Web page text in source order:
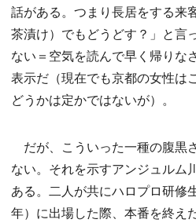
話がある。つまり長居をする来
茶漬け）でもどうどす？」と言
ない＝空気を読んで早く帰りな
表示だ（現在でも京都の女性は
どうかは定かではないが）。
だが、こういった一種の腹黒
ない。それを示すアンジュルム
ある。二人が共にハロプロ研修
年）に出場した際、本番を終え